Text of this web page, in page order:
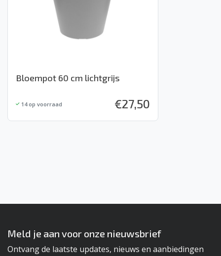
Bloempot 60 cm lichtgrijs
14op voorraad €27,50
Meld je aan voor onze nieuwsbrief
Ontvang de laatste updates, nieuws en aanbiedingen